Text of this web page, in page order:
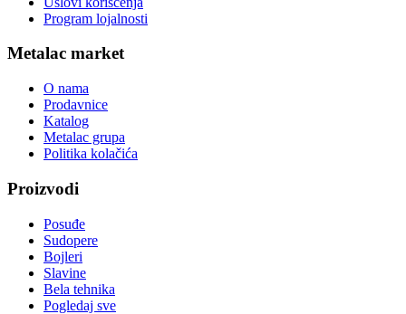
Program lojalnosti
Metalac market
O nama
Prodavnice
Katalog
Metalac grupa
Politika kolačića
Proizvodi
Posuđe
Sudopere
Bojleri
Slavine
Bela tehnika
Pogledaj sve